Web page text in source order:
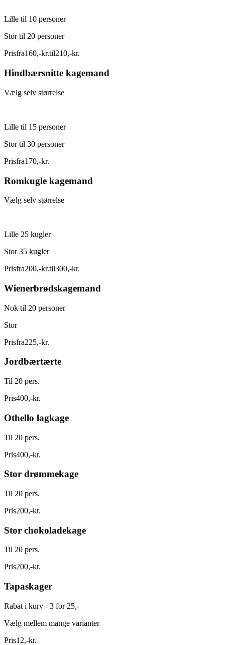
Lille til 10 personer
Stor til 20 personer
Prisfra160,-kr.til210,-kr.
Hindbærsnitte kagemand
Vælg selv størrelse
Lille til 15 personer
Stor til 30 personer
Prisfra170,-kr.
Romkugle kagemand
Vælg selv størrelse
Lille 25 kugler
Stor 35 kugler
Prisfra200,-kr.til300,-kr.
Wienerbrødskagemand
Nok til 20 personer
Stor
Prisfra225,-kr.
Jordbærtærte
Til 20 pers.
Pris400,-kr.
Othello lagkage
Til 20 pers.
Pris400,-kr.
Stor drømmekage
Til 20 pers.
Pris200,-kr.
Stor chokoladekage
Til 20 pers.
Pris200,-kr.
Tapaskager
Rabat i kurv - 3 for 25,-
Vælg mellem mange varianter
Pris12,-kr.